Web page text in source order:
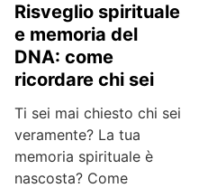
Risveglio spirituale
e memoria del
DNA: come
ricordare chi sei
Ti sei mai chiesto chi sei
veramente? La tua
memoria spirituale è
nascosta? Come